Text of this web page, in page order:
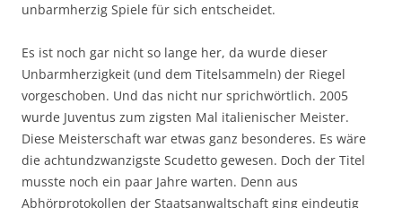
unbarmherzig Spiele für sich entscheidet.
Es ist noch gar nicht so lange her, da wurde dieser
Unbarmherzigkeit (und dem Titelsammeln) der Riegel
vorgeschoben. Und das nicht nur sprichwörtlich. 2005
wurde Juventus zum zigsten Mal italienischer Meister.
Diese Meisterschaft war etwas ganz besonderes. Es wäre
die achtundzwanzigste Scudetto gewesen. Doch der Titel
musste noch ein paar Jahre warten. Denn aus
Abhörprotokollen der Staatsanwaltschaft ging eindeutig